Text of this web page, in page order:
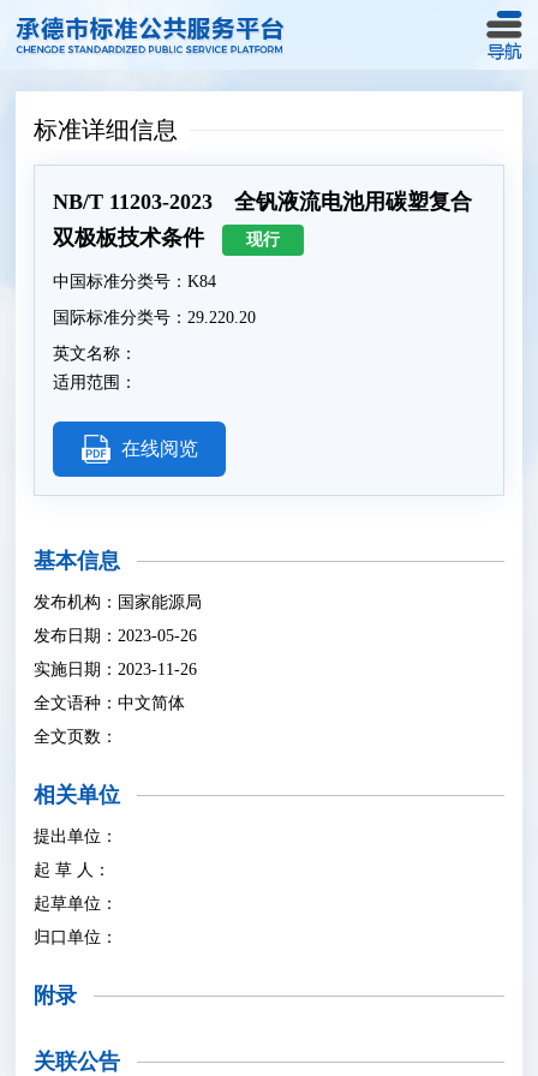
标准详细信息
NB/T 11203-2023 全钒液流电池用碳塑复合
双极板技术条件
现行
中国标准分类号：K84
国际标准分类号：29.220.20
英文名称：
适用范围：
在线阅览
基本信息
发布机构：国家能源局
发布日期：2023-05-26
实施日期：2023-11-26
全文语种：中文简体
全文页数：
相关单位
提出单位：
起 草 人：
起草单位：
归口单位：
附录
关联公告